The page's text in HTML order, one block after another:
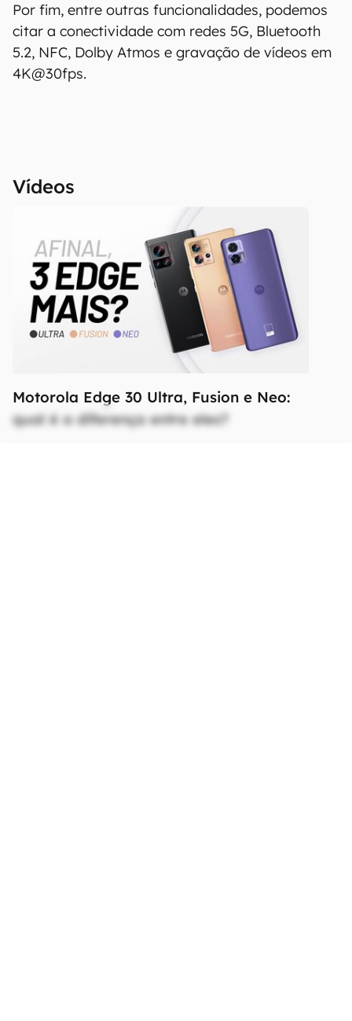
Por fim, entre outras funcionalidades, podemos
citar a conectividade com redes 5G, Bluetooth
5.2, NFC, Dolby Atmos e gravação de vídeos em
4K@30fps.
Vídeos
Motorola Edge 30 Ultra, Fusion e Neo:
qual é a diferença entre eles?